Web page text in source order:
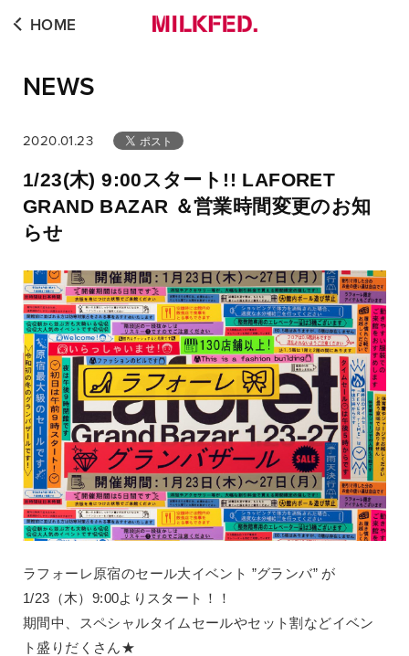
NEWS
HOME
2020.01.23
1/23(木) 9:00スタート!! LAFORET
GRAND BAZAR ＆営業時間変更のお知
らせ
ラフォーレ原宿のセール大イベント ”グランバ” が
1/23（木）9:00よりスタート！！
期間中、スペシャルタイムセールやセット割などイベン
ト盛りだくさん★